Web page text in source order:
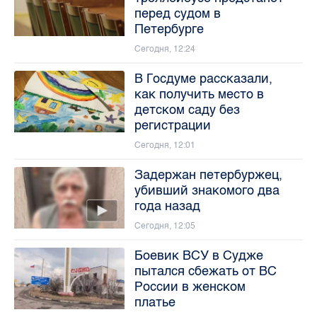
перед судом в
Петербурге
Сегодня, 12:24
В Госдуме рассказали,
как получить место в
детском саду без
регистрации
Сегодня, 12:01
Задержан петербуржец,
убивший знакомого два
года назад
Сегодня, 12:05
Боевик ВСУ в Судже
пытался сбежать от ВС
России в женском
платье